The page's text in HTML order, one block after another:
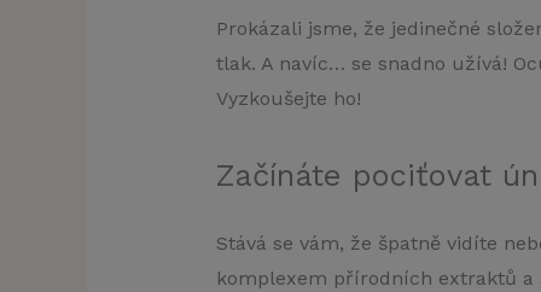
Prokázali jsme, že jedinečné
tlak. A navíc… se snadno užívá!
Vyzkoušejte ho!
Začínáte pociťovat
Stává se vám, že špatně vidíte
komplexem přírodních extraktů a